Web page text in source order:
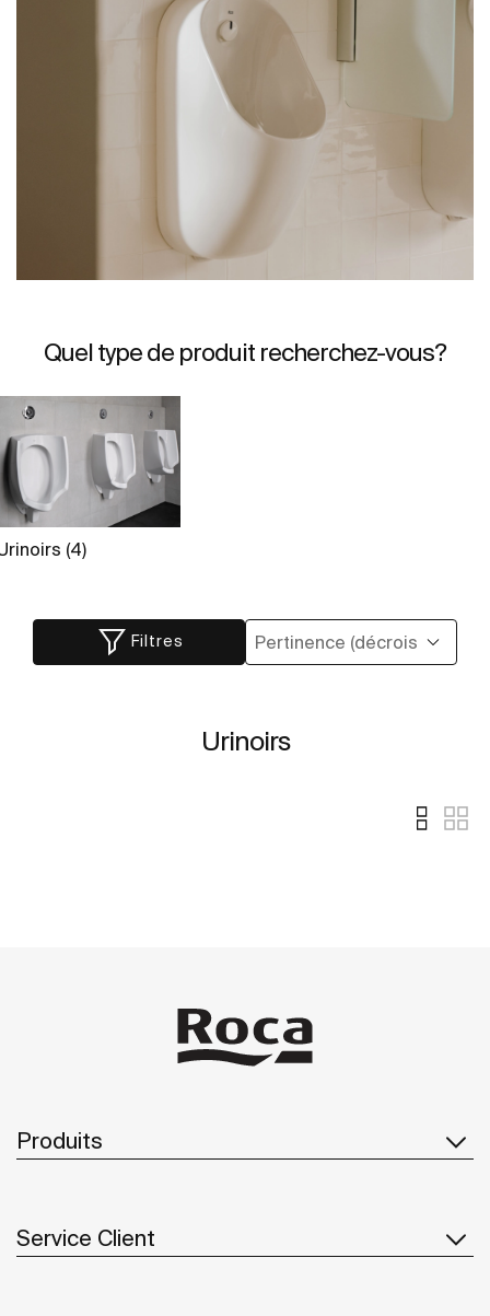
Quel type de produit recherchez-vous?
(4)
Filtres
Urinoirs
Produits
Service Client